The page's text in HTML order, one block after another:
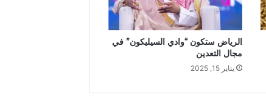
الرياض ستكون “وادي السيليكون” في
مجال التعدين
يناير 15, 2025